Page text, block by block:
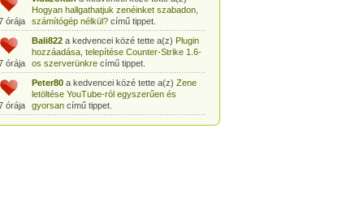
órája
Hogyan hallgathatjuk zenéinket szabadon,
számítógép nélkül?című tippet.
órája
Bali822a kedvencei közé tette a(z) Plugin
hozzáadása, telepítése Counter-Strike 1.6-
os szerverünkrecímű tippet.
órája
Peter80a kedvencei közé tette a(z) Zene
letöltése YouTube-ról egyszerűen és
gyorsancímű tippet.
Heni77a kedvencei közé tette a(z)Counter